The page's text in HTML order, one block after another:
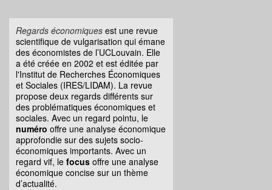
Regards économiques est une revue
scientifique de vulgarisation qui émane
des économistes de l’UCLouvain. Elle
a été créée en 2002 et est éditée par
l'Institut de Recherches Économiques
et Sociales (IRES/LIDAM). La revue
propose deux regards différents sur
des problématiques économiques et
sociales. Avec un regard pointu, le
numéro offre une analyse économique
approfondie sur des sujets socio-
économiques importants. Avec un
regard vif, le focus offre une analyse
économique concise sur un thème
d’actualité.